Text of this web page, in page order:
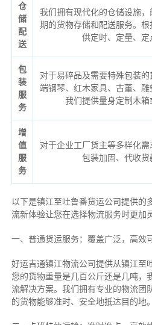
仓
储
配
送
我们拥有现代化的仓储设施
期的货物存储和配送服务。
供定时、定量、定
包
装
服
务
对于易碎品及需要特殊包装
端钢琴、红木家具、古董、雕
我们提供量身定制木箱
增
值
服
务
对于企业工厂货主等多样化需
包装加固、代收货
以下是镇江至吐鲁番货运公司提供的
流新体验让您在选择物流服务时更加
一、普通货运服务：覆盖广泛，高效
好运吉通镇江物流公司提供从镇江至
您的货物重量是几百公斤还是几吨，
流解决方案。我们拥有专业的物流团
的货物能够准时、安全地抵达目的地。